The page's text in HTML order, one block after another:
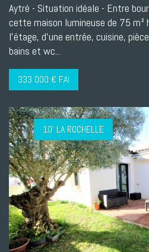
Aytré - Situation idéale - Entre
cette maison lumineuse de 75 m²
l'étage, d'une entrée, cuisine,
bains et wc...
333 000 € FAI
10' LA ROCHELLE